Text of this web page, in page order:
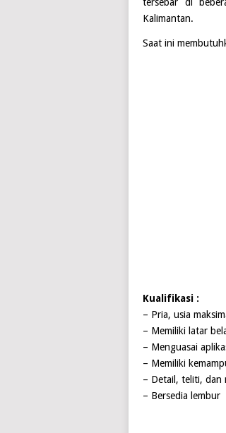
Kalimantan.
Saat ini
Kualifikasi :
– Pria, usia
– Memiliki latar
– Menguasai
– Memiliki
– Detail, teliti, dan
– Bersedia lembur